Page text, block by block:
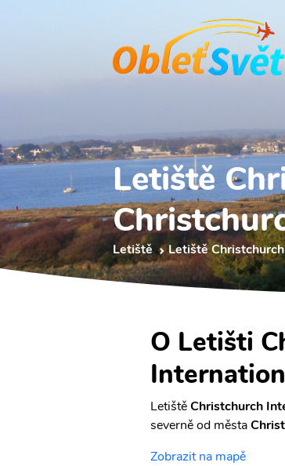
Letiště
Letiště Letiště
O Letišti
LetištěChristchurch
severně od města
Zobrazit na mapě